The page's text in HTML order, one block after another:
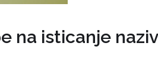
na isticanje